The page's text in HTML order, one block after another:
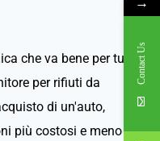
che va bene per tutti
per rifiuti da
di un'auto,
più costosi e meno
Contact Us